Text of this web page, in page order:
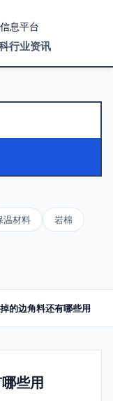
息平台
行业资讯
温材料 岩棉
的边角料还有哪些用
些用